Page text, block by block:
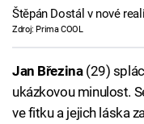
Štěpán Dostál v nové
Zdroj: Prima COOL
Jan Březina(29)
ukázkovou minulost.
ve fitku a jejich láska